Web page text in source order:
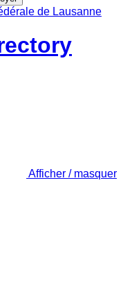
Afficher / masquer